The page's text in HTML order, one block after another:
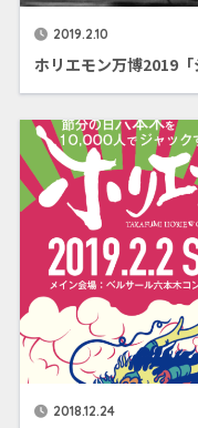
2019.2.10
ホリエモン万博2019
2018.12.24